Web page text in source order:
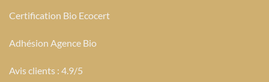
Certification Bio Ecocert
Adhésion Agence Bio
Avis clients : 4.9/5